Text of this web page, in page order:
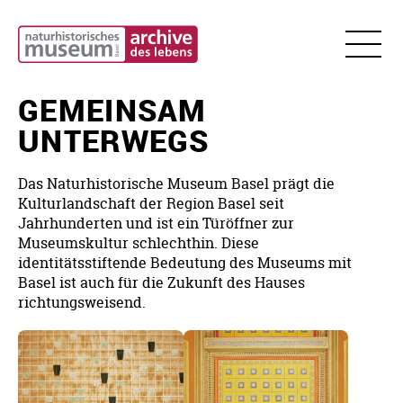
EN
IHR
Öffnungszeiten
Preise
Anreise
Barrierefreiheit
Kita-
Besuch
Feedback
AUSSTELLUNGEN
Sonderausstellung
Dauerausstellungen
Rückschau
EVENTS
Agenda
Nachts
im
KITZ-
Club
SAMMLUNG
&
FORSCHUNG
Forschung
Präparatorium
Sonderausstellung
Workshops
MUSEUM
Über
GEMEINSAM
UNTERWEGS
Das Naturhistorische Museum Basel prägt die
Kulturlandschaft der Region Basel seit
Jahrhunderten und ist ein Türöffner zur
Museumskultur schlechthin. Diese
identitätsstiftende Bedeutung des Museums mit
Basel ist auch für die Zukunft des Hauses
richtungsweisend.